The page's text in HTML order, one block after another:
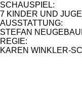
SCHAUSPIEL:
7 KINDER UND
AUSSTATTUNG:
STEFAN
REGIE:
KAREN WINKLER-